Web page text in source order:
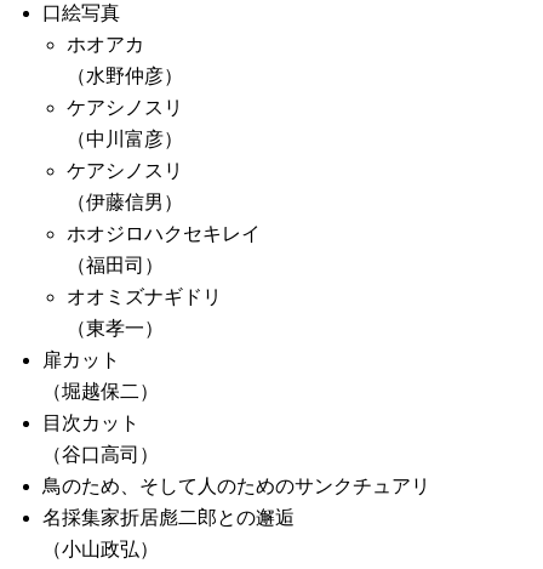
口絵写真
ホオアカ
（水野仲彦）
ケアシノスリ
（中川富彦）
ケアシノスリ
（伊藤信男）
ホオジロハクセキレイ
（福田司）
オオミズナギドリ
（東孝一）
扉カット
（堀越保二）
目次カット
（谷口高司）
鳥のため、そして人のためのサンクチュアリ
名採集家折居彪二郎との邂逅
（小山政弘）